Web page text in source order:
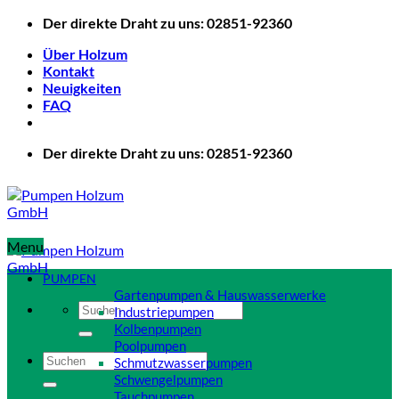
Zum
springen
Der direkte Draht zu uns: 02851-92360
Über Holzum
Kontakt
Neuigkeiten
FAQ
Der direkte Draht zu uns: 02851-92360
Suchen
nach:
Suchen
nach:
Menu
PUMPEN
Gartenpumpen & Hauswasserwerke
Industriepumpen
Kolbenpumpen
Poolpumpen
Schmutzwasserpumpen
Schwengelpumpen